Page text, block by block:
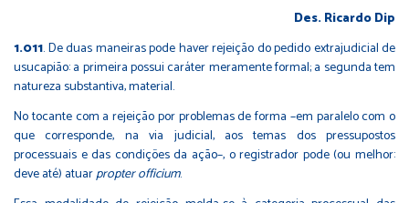
Des. Ricardo Dip
1.011.De duas maneiras pode haver rejeição do pedido extrajudicial de
usucapião: a primeira possui caráter meramente formal; a segunda tem
natureza substantiva, material.
No tocante com a rejeição por problemas de forma –em paralelo com o
que corresponde, na via judicial, aos temas dos pressupostos
processuais e das condições da ação–, o registrador pode (ou melhor:
deve até) atuarpropter officium.